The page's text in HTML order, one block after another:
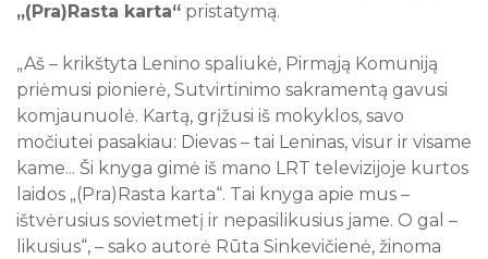
3 4 5
11 12 13 14
17 18 19 20 21 22
24 25 26 27 28 29
31
„(Pra)Rasta karta“ pristatymą.
„Aš – krikštyta Lenino spaliukė, Pirmąją Komuniją
priėmusi pionierė, Sutvirtinimo sakramentą gavusi
komjaunuolė. Kartą, grįžusi iš mokyklos, savo
močiutei pasakiau: Dievas – tai Leninas, visur ir visame
kame... Ši knyga gimė iš mano LRT televizijoje kurtos
laidos „(Pra)Rasta karta“. Tai knyga apie mus –
ištvėrusius sovietmetį ir nepasilikusius jame. O gal –
likusius“, – sako autorė Rūta Sinkevičienė, žinoma